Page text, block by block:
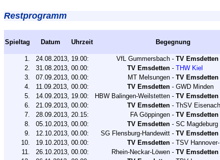
Restprogramm
Spieltag Datum Uhrzeit Begegnung
1. 24.08.2013, 19.00: VfL Gummersbach - TV Emsdetten
2.
31.08.2013, 00.00: TV Emsdetten - THW Kiel
3.
07.09.2013, 00.00: MT Melsungen - TV Emsdetten
4.
11.09.2013, 00.00: TV Emsdetten - GWD Minden
5.
14.09.2013, 19.00: HBW Balingen-Weilstetten - TV Emsdetten
6.
21.09.2013, 00.00: TV Emsdetten - ThSV Eisenach
7.
28.09.2013, 20.15: FA Göppingen - TV Emsdetten
8.
05.10.2013, 00.00: TV Emsdetten - SC Magdeburg
9.
12.10.2013, 00.00: SG Flensburg-Handewitt - TV Emsdetten
10.
19.10.2013, 00.00: TV Emsdetten - TSV
11.
26.10.2013, 00.00: Rhein-Neckar-Löwen - TV Emsdetten